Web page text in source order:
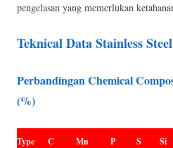
pengelasan yang memerlukan
Teknical Data Stainless
Perbandingan Chemical
(%)
Type C Mn P S Si